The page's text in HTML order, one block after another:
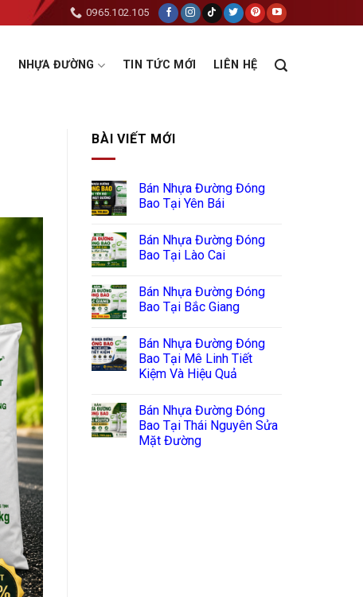
0965.102.105
NHỰA ĐƯỜNG TIN TỨC MỚI LIÊN HỆ
BÀI VIẾT MỚI
Bán Nhựa Đường Đóng
Bao Tại Yên Bái
Bán Nhựa Đường Đóng
Bao Tại Lào Cai
Bán Nhựa Đường Đóng
Bao Tại Bắc Giang
Bán Nhựa Đường Đóng
Bao Tại Mê Linh Tiết
Kiệm Và Hiệu Quả
Bán Nhựa Đường Đóng
Bao Tại Thái Nguyên Sửa
Mặt Đường